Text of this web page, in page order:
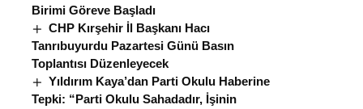
Birimi Göreve Başladı
CHP Kırşehir İl Başkanı Hacı
Tanrıbuyurdu Pazartesi Günü Basın
Toplantısı Düzenleyecek
Yıldırım Kaya’dan Parti Okulu Haberine
Tepki: “Parti Okulu Sahadadır, İşinin